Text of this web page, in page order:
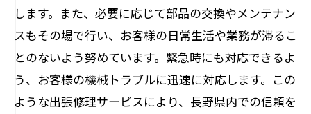
します。また、必要に応じて部品の交換やメンテナン
スもその場で行い、お客様の日常生活や業務が滞るこ
とのないよう努めています。緊急時にも対応できるよ
う、お客様の機械トラブルに迅速に対応します。この
ような出張修理サービスにより、長野県内での信頼を